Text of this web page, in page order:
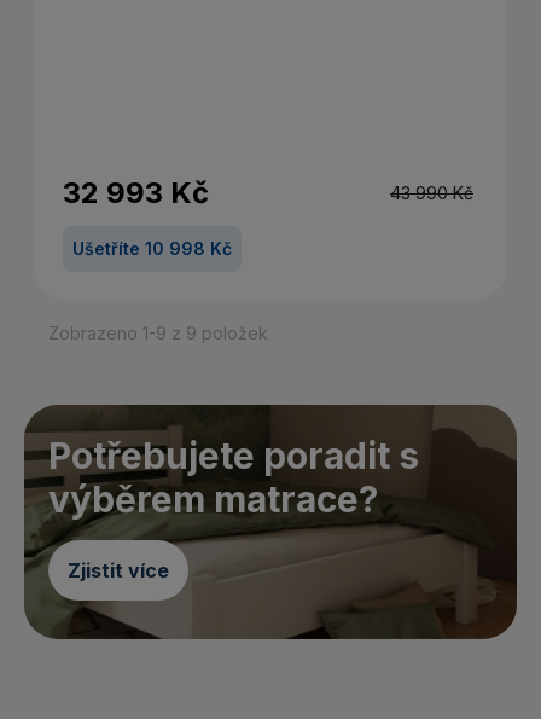
32 993 Kč 43 990 Kč
Ušetříte 10 998 Kč
Zobrazeno 1-9 z 9 položek
Potřebujete poradit s
výběrem matrace?
Zjistit více